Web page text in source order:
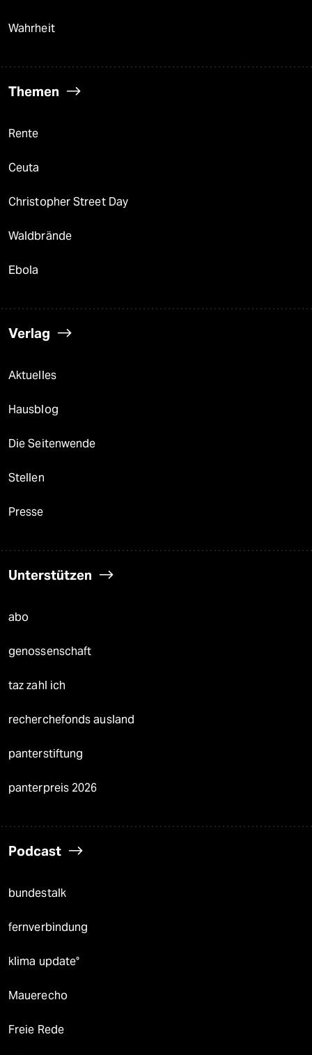
Wahrheit
Themen
Rente
Ceuta
Christopher Street Day
Waldbrände
Ebola
Verlag
Aktuelles
Hausblog
Die Seitenwende
Stellen
Presse
Unterstützen
abo
genossenschaft
taz zahl ich
recherchefonds ausland
panterstiftung
panterpreis 2026
Podcast
bundestalk
fernverbindung
klima update°
Mauerecho
Freie Rede